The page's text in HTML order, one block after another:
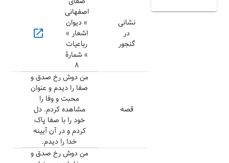
نشانی
در
گنجور
اصفهانی
» دیوان
اشعار »
رباعیات
» شمارهٔ
۸
open_in_new
قصه
من دوش رخ صدق و
صفا را دیدم و عنوان
محبت و وفا را
مشاهده کردم. دل
خود را با صفا پاک
کردم و در آن آیینه
خدا را دیدم.
من دوش رخ صدق و